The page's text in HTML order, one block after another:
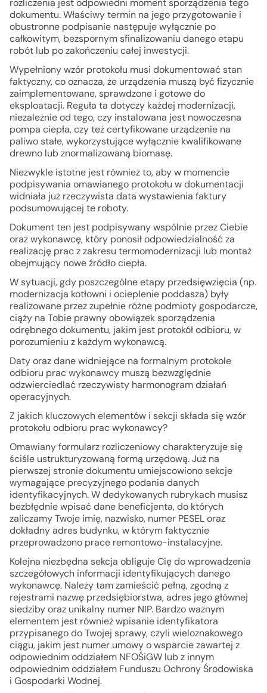
rozliczenia jest odpowiedni moment sporządzenia tego
dokumentu. Właściwy termin na jego przygotowanie i
obustronne podpisanie następuje wyłącznie po
całkowitym, bezspornym sfinalizowaniu danego etapu
robót lub po zakończeniu całej inwestycji.
Wypełniony wzór protokołu musi dokumentować stan
faktyczny, co oznacza, że urządzenia muszą być fizycznie
zaimplementowane, sprawdzone i gotowe do
eksploatacji. Reguła ta dotyczy każdej modernizacji,
niezależnie od tego, czy instalowana jest nowoczesna
pompa ciepła, czy też certyfikowane urządzenie na
paliwo stałe, wykorzystujące wyłącznie kwalifikowane
drewno lub znormalizowaną biomasę.
Niezwykle istotne jest również to, aby w momencie
podpisywania omawianego protokołu w dokumentacji
widniała już rzeczywista data wystawienia faktury
podsumowującej te roboty.
Dokument ten jest podpisywany wspólnie przez Ciebie
oraz wykonawcę, który ponosił odpowiedzialność za
realizację prac z zakresu termomodernizacji lub montaż
obejmujący nowe źródło ciepła.
W sytuacji, gdy poszczególne etapy przedsięwzięcia (np.
modernizacja kotłowni i ocieplenie poddasza) były
realizowane przez zupełnie różne podmioty gospodarcze,
ciąży na Tobie prawny obowiązek sporządzenia
odrębnego dokumentu, jakim jest protokół odbioru, w
porozumieniu z każdym wykonawcą.
Daty oraz dane widniejące na formalnym protokole
odbioru prac wykonawcy muszą bezwzględnie
odzwierciedlać rzeczywisty harmonogram działań
operacyjnych.
Z jakich kluczowych elementów i sekcji składa się wzór
protokołu odbioru prac wykonawcy?
Omawiany formularz rozliczeniowy charakteryzuje się
ściśle ustrukturyzowaną formą urzędową. Już na
pierwszej stronie dokumentu umiejscowiono sekcje
wymagające precyzyjnego podania danych
identyfikacyjnych. W dedykowanych rubrykach musisz
bezbłędnie wpisać dane beneficjenta, do których
zaliczamy Twoje imię, nazwisko, numer PESEL oraz
dokładny adres budynku, w którym faktycznie
przeprowadzono prace remontowo-instalacyjne.
Kolejna niezbędna sekcja obliguje Cię do wprowadzenia
szczegółowych informacji identyfikujących danego
wykonawcę. Należy tam zamieścić pełną, zgodną z
rejestrami nazwę przedsiębiorstwa, adres jego głównej
siedziby oraz unikalny numer NIP. Bardzo ważnym
elementem jest również wpisanie identyfikatora
przypisanego do Twojej sprawy, czyli wieloznakowego
ciągu, jakim jest numer umowy o wsparcie zawartej z
odpowiednim oddziałem NFOŚiGW lub z innym
odpowiednim oddziałem Funduszu Ochrony Środowiska
i Gospodarki Wodnej.